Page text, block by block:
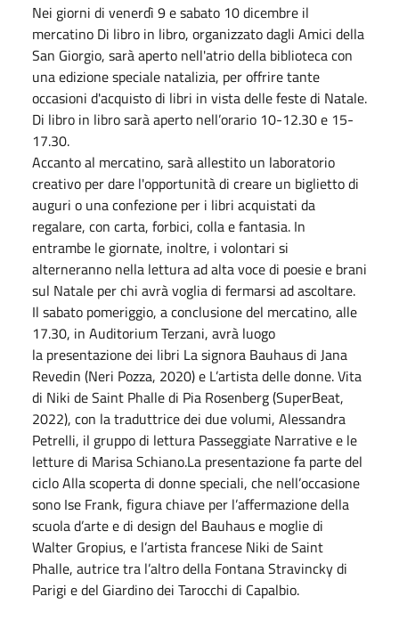
Nei giorni di venerdì 9 e sabato 10 dicembre il
mercatino Di libro in libro, organizzato dagli Amici della
San Giorgio, sarà aperto nell'atrio della biblioteca con
una edizione speciale natalizia, per offrire tante
occasioni d'acquisto di libri in vista delle feste di Natale.
Di libro in libro sarà aperto nell’orario 10-12.30 e 15-
17.30.
Accanto al mercatino, sarà allestito un laboratorio
creativo per dare l'opportunità di creare un biglietto di
auguri o una confezione per i libri acquistati da
regalare, con carta, forbici, colla e fantasia. In
entrambe le giornate, inoltre, i volontari si
alterneranno nella lettura ad alta voce di poesie e brani
sul Natale per chi avrà voglia di fermarsi ad ascoltare.
Il sabato pomeriggio, a conclusione del mercatino, alle
17.30, in Auditorium Terzani, avrà luogo
la presentazione dei libri La signora Bauhaus di Jana
Revedin (Neri Pozza, 2020) e L’artista delle donne. Vita
di Niki de Saint Phalle di Pia Rosenberg (SuperBeat,
2022), con la traduttrice dei due volumi, Alessandra
Petrelli, il gruppo di lettura Passeggiate Narrative e le
letture di Marisa Schiano.La presentazione fa parte del
ciclo Alla scoperta di donne speciali, che nell’occasione
sono Ise Frank, figura chiave per l’affermazione della
scuola d’arte e di design del Bauhaus e moglie di
Walter Gropius, e l’artista francese Niki de Saint
Phalle, autrice tra l’altro della Fontana Stravincky di
Parigi e del Giardino dei Tarocchi di Capalbio.